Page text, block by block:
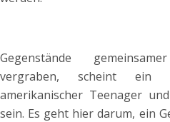
Gegenstände
vergraben, scheint ein
amerikanischer Teenager
sein. Es geht hier darum, ein